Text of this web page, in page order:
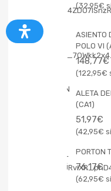
32,95€
ASIENTO
POLO VI
148,77€
122,95€
ALETA
(CA1)
51,97€
42,95€
PORTON
76,17€
62,95€